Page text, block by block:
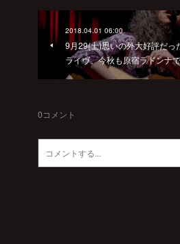
2018.04.01 06:00
9月29(土)思いの外大好評だっ
ライヴ。今秋も原宿ラドンナ
0コメント